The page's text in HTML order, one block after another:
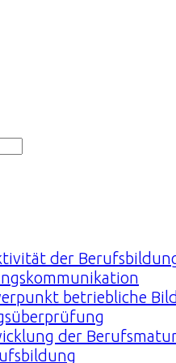
der
betriebliche
der